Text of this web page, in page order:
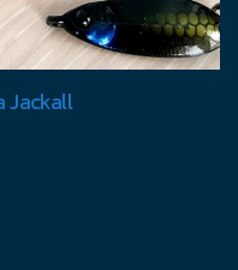
Jackall